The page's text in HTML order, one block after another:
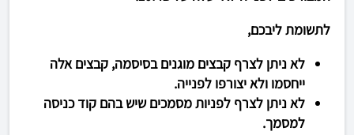
לתשומת ליבכם,
לא ניתן לצרף קבצים מוגנים בסיסמה, קבצים אלה
ייחסמו ולא יצורפו לפנייה.
לא ניתן לצרף לפניות מסמכים שיש בהם קוד כניסה
למסמך.